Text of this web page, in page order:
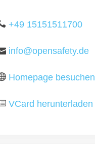
+49 15151511700
info@opensafety.de
Homepage besuchen
VCard herunterladen